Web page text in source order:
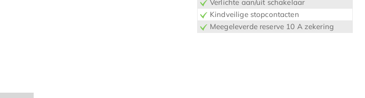
Verlichte aan/uit schakelaar
Kindveilige stopcontacten
Meegeleverde reserve 10 A zekering